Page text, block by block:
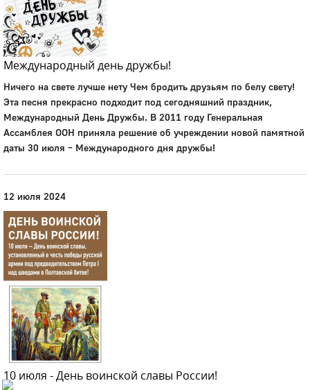
Город
Глазов
Официальный портал
муниципального
Международный день дружбы!
Ничего на свете лучше нету Чем бродить друзьям по белу свету!
Эта песня прекрасно подходит под сегодняшний праздник,
Международный День Дружбы. В 2011 году Генеральная
Ассамблея ООН приняла решение об учреждении новой памятной
даты 30 июля – Международного дня дружбы!
12 июля 2024
10 июля - День воинской славы России!